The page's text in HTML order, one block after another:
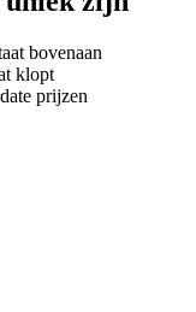
bovenaan
klopt
prijzen